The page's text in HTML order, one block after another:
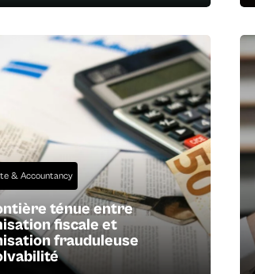
& Accountancy
ténue entre
fiscale et
frauduleuse